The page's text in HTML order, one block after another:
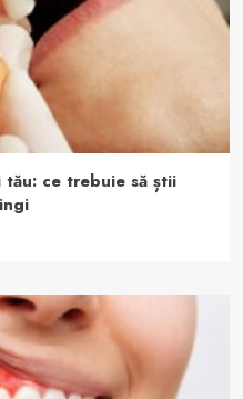
tău: ce trebuie să știi